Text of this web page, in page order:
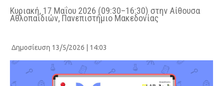
Life
Pop Culture
Agenda
Κυριακή, 17 Μαΐου 2026 (09:30–16:30) στην Αίθουσα
Αθλοπαιδιών, Πανεπιστήμιο Μακεδονίας
Δημοσίευση 13/5/2026 | 14:03